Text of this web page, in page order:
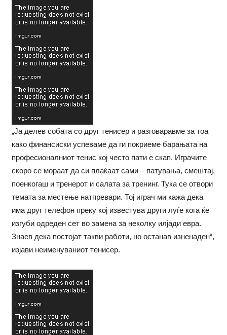
„Ја делев собата со друг тенисер и разговаравме за тоа
како финансиски успеваме да ги покриеме барањата на
професионалниот тенис кој често пати е скап. Играчите
скоро се мораат да си плаќаат сами – патувања, смештај,
поенкогаш и тренерот и салата за тренинг. Тука се отвори
темата за местење натпревари. Тој играч ми кажа дека
има друг телефон преку кој известува други луѓе кога ќе
изгуби одреден сет во замена за неколку илјади евра.
Знаев дека постојат такви работи, но останав изненаден“,
изјави неименуваниот тенисер.